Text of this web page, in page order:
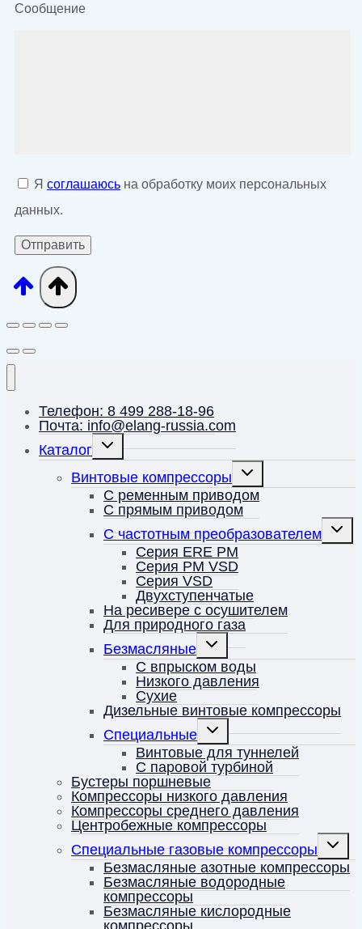
Сообщение
Я соглашаюсь на обработку моих персональных
данных.
Телефон: 8 499 288-18-96
Почта: info@elang-russia.com
Каталог
Переключить
дочернее
меню
Винтовые компрессоры
Переключить
дочернее
меню
С ременным приводом
С прямым приводом
С частотным преобразователем
меню
Серия ERE PM
Серия PM VSD
Серия VSD
Двухступенчатые
На ресивере с осушителем
Для природного газа
Безмасляные
Переключить
дочернее
меню
С впрыском воды
Низкого давления
Сухие
Дизельные винтовые компрессоры
Специальные
Переключить
дочернее
меню
Винтовые для туннелей
С паровой турбиной
Бустеры поршневые
Компрессоры низкого давления
Компрессоры среднего давления
Центробежные компрессоры
Специальные газовые компрессоры
меню
Безмасляные азотные компрессоры
Безмасляные водородные
компрессоры
Безмасляные кислородные
компрессоры